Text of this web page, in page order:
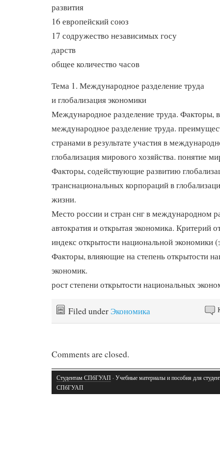
развития
16 европейский союз
17 содружество независимых госу
дарств
общее количество часов
Тема 1. Международное разделение труда
и глобализация экономики
Международное разделение труда. Факторы,
международное разделение труда.
странами в результате участия в
глобализация мирового хозяйства. понятие
Факторы, содействующие развитию
транснациональных корпораций в
жизни.
Место россии и стран снг в международном
автократия и открытая экономика. Критерий
индекс открытости национальной экономики
Факторы, влияющие на степень открытости
экономик.
рост степени открытости национальных
Filed under Экономика
Comments are closed.
Студентам СПбГУАП · Учебные материалы и пособия для
СПбГУАП